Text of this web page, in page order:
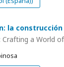
la
Crafting a World